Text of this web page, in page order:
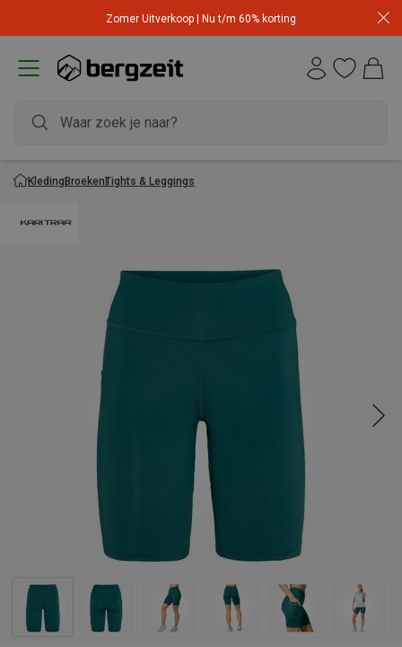
Zomer Uitverkoop | Nu t/m 60% korting
KledingBroekenTights & Leggings